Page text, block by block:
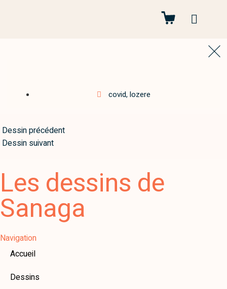
covid,lozere
Dessin précédent
Dessin suivant
Les dessins de
Sanaga
Navigation
Accueil
Dessins